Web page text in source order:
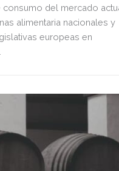
consumo del mercado
alimentaria nacionales y
europeas en